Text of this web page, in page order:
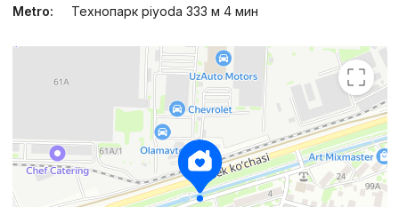
Metro:
Технопарк piyoda 333 м 4 мин